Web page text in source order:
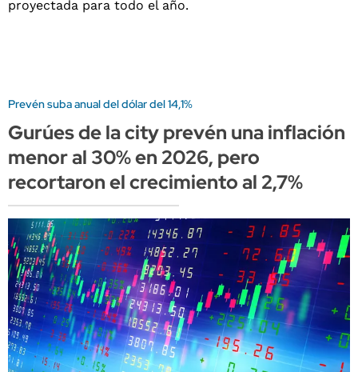
Prevén suba anual del dólar del 14,1%
Gurúes de la city prevén una inflación
menor al 30% en 2026, pero
recortaron el crecimiento al 2,7%